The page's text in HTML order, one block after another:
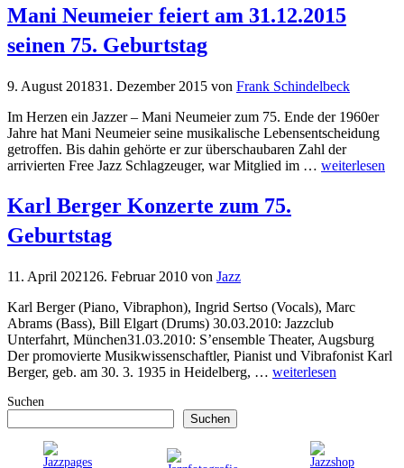
Mani Neumeier feiert am 31.12.2015
seinen 75. Geburtstag
9. August 201831. Dezember 2015 von Frank Schindelbeck
Im Herzen ein Jazzer – Mani Neumeier zum 75. Ende der 1960er
Jahre hat Mani Neumeier seine musikalische Lebensentscheidung
getroffen. Bis dahin gehörte er zur überschaubaren Zahl der
arrivierten Free Jazz Schlagzeuger, war Mitglied im … weiterlesen
Karl Berger Konzerte zum 75.
Geburtstag
11. April 2021 26. Februar 2010 von Jazz
Karl Berger (Piano, Vibraphon), Ingrid Sertso (Vocals), Marc
Abrams (Bass), Bill Elgart (Drums) 30.03.2010: Jazzclub
Unterfahrt, München31.03.2010: S’ensemble Theater, Augsburg
Der promovierte Musikwissenschaftler, Pianist und Vibrafonist Karl
Berger, geb. am 30. 3. 1935 in Heidelberg, … weiterlesen
Suchen
Suchen